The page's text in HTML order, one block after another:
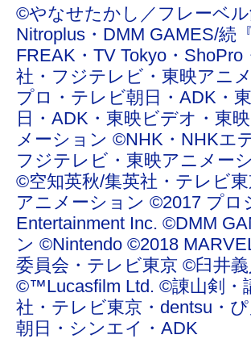
©やなせたかし／フレーベ
Nitroplus・DMM GAMES/続
FREAK・TV Tokyo・
社・フジテレビ・東映アニ
プロ・テレビ朝日・ADK・
日・ADK・東映ビデオ・東
メーション ©NHK・NHKエ
フジテレビ・東映アニメー
©空知英秋/集英社・テレビ
アニメーション ©2017 プ
Entertainment Inc. ©DMM
ン ©Nintendo ©2018
委員会・テレビ東京 ©臼井
©™Lucasfilm Ltd. ©諌山剣・
社・テレビ東京・dentsu・
朝日・シンエイ・ADK